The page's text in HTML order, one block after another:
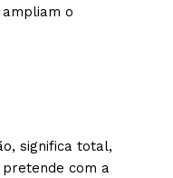
o
significa total,
com a